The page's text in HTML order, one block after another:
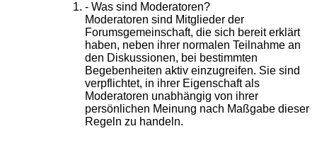
- Was sind Moderatoren?
Moderatoren sind Mitglieder der
Forumsgemeinschaft, die sich bereit erklärt
haben, neben ihrer normalen Teilnahme an
den Diskussionen, bei bestimmten
Begebenheiten aktiv einzugreifen. Sie sind
verpflichtet, in ihrer Eigenschaft als
Moderatoren unabhängig von ihrer
persönlichen Meinung nach Maßgabe dieser
Regeln zu handeln.